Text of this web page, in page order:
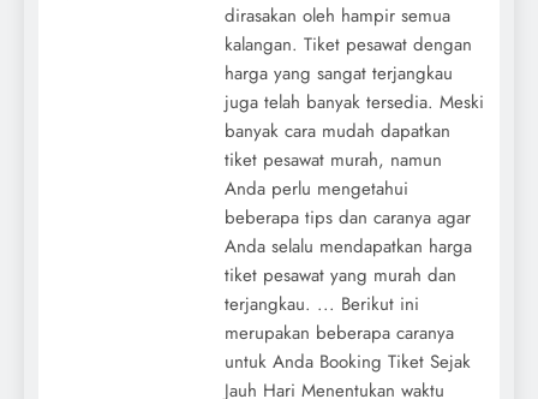
dirasakan oleh hampir semua
kalangan. Tiket pesawat dengan
harga yang sangat terjangkau
juga telah banyak tersedia. Meski
banyak cara mudah dapatkan
tiket pesawat murah, namun
Anda perlu mengetahui
beberapa tips dan caranya agar
Anda selalu mendapatkan harga
tiket pesawat yang murah dan
terjangkau. ... Berikut ini
merupakan beberapa caranya
untuk Anda Booking Tiket Sejak
Jauh Hari Menentukan waktu